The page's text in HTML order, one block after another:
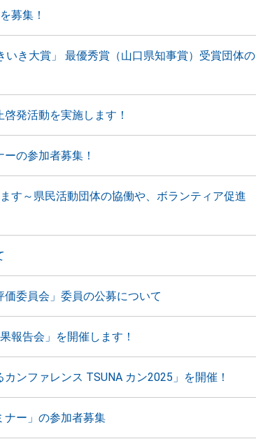
募集！
いき大賞」 最優秀賞（山口県知事賞）受賞団体の
発活動を実施します！
の参加者募集！
す～県民活動団体の協働や、ボランティア促進
価委員会」委員の公募について
報告会」を開催します！
ンファレンス TSUNA カン2025」を開催！
ナー」の参加者募集